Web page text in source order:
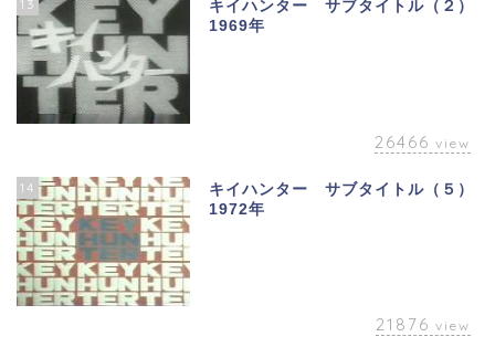
13
キイハンター サブタイトル（２）
1969年
26466 view
14
キイハンター サブタイトル（５）
1972年
21876 view